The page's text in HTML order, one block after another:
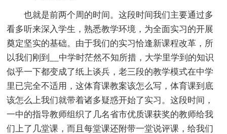
也就是前两个周的时间。这段时间我们主要通过多
看多听来深入学生，熟悉教学环境，为全面实习的开展
奠定坚实的基础。由于我们的实习恰逢新课程改革，所
以我们刚到__中学时茫然不知所措，大学里学到的知识
似乎一下都变成了纸上谈兵，老三段的教学模式在中学
里已完全不适用，这体育课教案该怎么写，体育课到底
该怎么上我们就带着诸多疑惑开始了实习。这段时间，
一中的指导教师组织了几名省市优质课获奖的教师给我
们上了几堂课，而且每堂课还附带一堂说评课，给我们